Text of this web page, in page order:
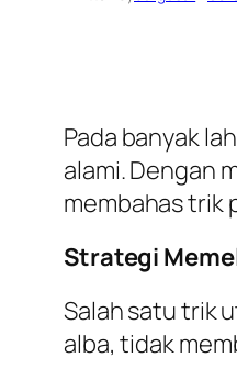
Pada banyak
alami. Dengan
membahas trik
Strategi
Salah satu trik
alba, tidak